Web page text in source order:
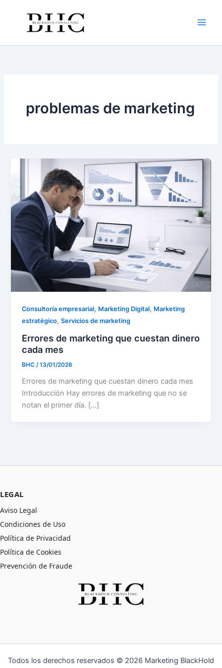
contenido
problemas de marketing
Consultoría empresarial, Marketing Digital, Marketing
estratégico,Servicios de marketing
Errores de marketing que cuestan dinero
cada mes
BHC/13/01/2026
Errores de marketing que cuestan dinero cada mes
Introducción Hay errores de marketing que no se
notan el primer día. […]
LEGAL
Aviso Legal
Condiciones de Uso
Política de Privacidad
Política de Cookies
Prevención de Fraude
Todos los derechos reservados © 2026 Marketing BlackHold